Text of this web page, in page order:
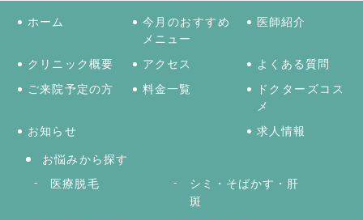
ホーム
今月のおすすめ
メニュー
医師紹介
クリニック概要 アクセス
よくある質問
ご来院予定の方
料金一覧
ドクターズコス
メ
お知らせ
求人情報
お悩みから探す
医療脱毛
シミ・そばかす・肝
斑